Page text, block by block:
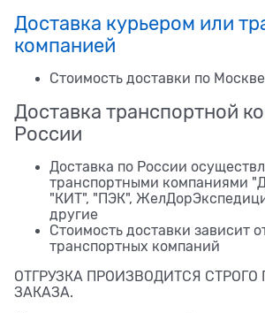
Доставка курьером или
компанией
Стоимость доставки по
Доставка транспортной
России
Доставка по России
транспортными компаниями
"КИТ", "ПЭК",
другие
Стоимость доставки зависит
транспортных компаний
ОТГРУЗКА ПРОИЗВОДИТСЯ СТРОГО
ЗАКАЗА.